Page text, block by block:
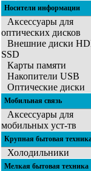
Носители информации
Аксессуары для
оптических дисков
Внешние диски
SSD
Карты памяти
Накопители USB
Оптические диски
Мобильная связь
Аксессуары для
мобильных уст-тв
Крупная бытовая
Холодильники
Мелкая бытовая техника